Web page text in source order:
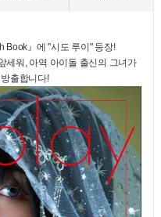
Book』에 "시도 루이" 등장!
세워, 아역 아이돌 출신의 그녀가
출합니다!